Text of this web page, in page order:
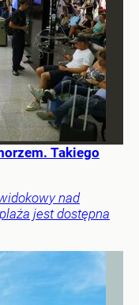
Takiego
nad
jest dostępna